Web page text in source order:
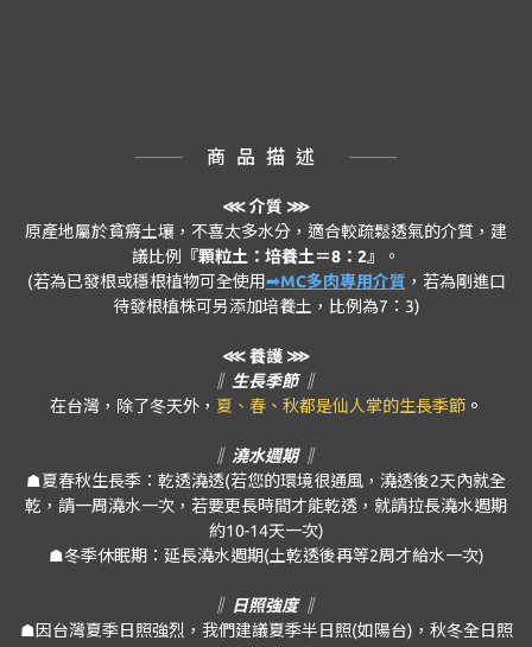
商品描述
⋘介質 ⋙
原產地屬於貧瘠土壤，不喜太多水分，適合較疏鬆透氣的介質，建
議比例
『顆粒土：培養土＝8：2』
。
(若為已發根或穩根植物可全使用➟MC多肉專用介質 ，若為剛進口
待發根植株可另添加培養土，比例為7：3)
⋘ 養護 ⋙
‖ 生長季節 ‖
在台灣，除了冬天外， 夏、春、秋都是仙人掌的生長季節 。
‖ 澆水週期 ‖
☗夏春秋生長季：乾透澆透(若您的環境很通風，澆透後2天內就全
乾，請一周澆水一次，若要更長時間才能乾透，就請拉長澆水週期
約10-14天一次)
☗冬季休眠期：延長澆水週期(土乾透後再等2周才給水一次)
‖ 日照強度 ‖
☗因台灣夏季日照強烈，我們建議夏季半日照(如陽台)，秋冬全日照